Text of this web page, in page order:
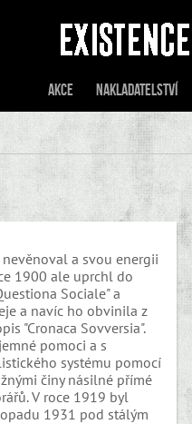
Akce Nakladatelství
a svou energii
1900 ale uprchl do
Sociale" a
a navíc ho obvinila z
"Cronaca Sovversia".
pomoci a s
systému pomocí
činy násilné přímé
V roce 1919 byl
1931 pod stálým